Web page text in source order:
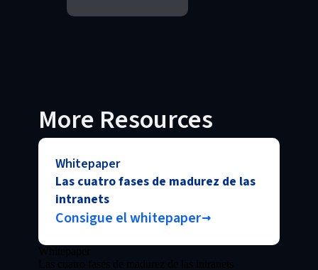
More Resources
Whitepaper
Las cuatro fases de madurez de las
intranets
Consigue el whitepaper